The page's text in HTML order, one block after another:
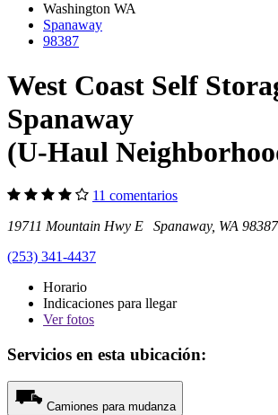
Washington WA
Spanaway
98387
West Coast Self
Spanaway
(U-Haul
11 comentarios
19711 Mountain Hwy E Spanaway, WA 98387
(253) 341-4437
Horario
Indicaciones para llegar
Verfotos
Servicios en esta ubicación:
Camiones para mudanza